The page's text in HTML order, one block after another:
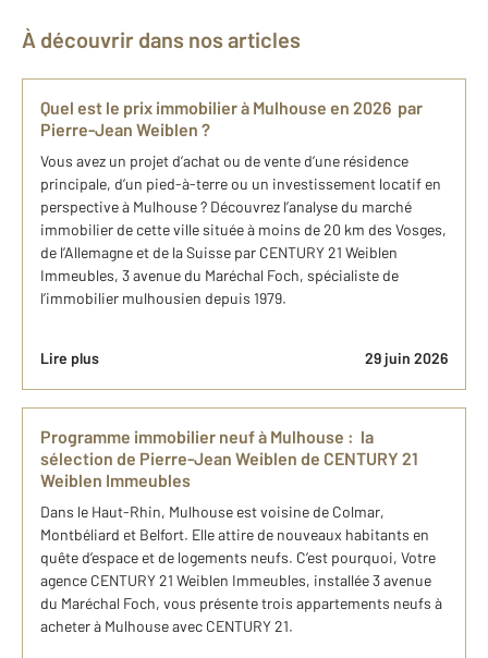
À découvrir dans nos articles
Quel est le prix immobilier à Mulhouse en 2026 par
Pierre-Jean Weiblen ?
Vous avez un projet d’achat ou de vente d’une résidence
principale, d’un pied-à-terre ou un investissement locatif en
perspective à Mulhouse ? Découvrez l’analyse du marché
immobilier de cette ville située à moins de 20 km des Vosges,
de l’Allemagne et de la Suisse par CENTURY 21 Weiblen
Immeubles, 3 avenue du Maréchal Foch, spécialiste de
l’immobilier mulhousien depuis 1979.
Lire plus 29 juin 2026
Programme ​immobilier neuf à Mulhouse : ​la
sélection ​de Pierre-Jean Weiblen de CENTURY 21
Weiblen Immeubles
Dans le Haut-Rhin, Mulhouse est voisine de Colmar,
Montbéliard et Belfort. Elle attire de nouveaux habitants en
quête d’espace et de logements neufs. C’est pourquoi, Votre
agence CENTURY 21 Weiblen Immeubles, installée 3 avenue
du Maréchal Foch, vous présente trois appartements neufs à
acheter à Mulhouse avec CENTURY 21.